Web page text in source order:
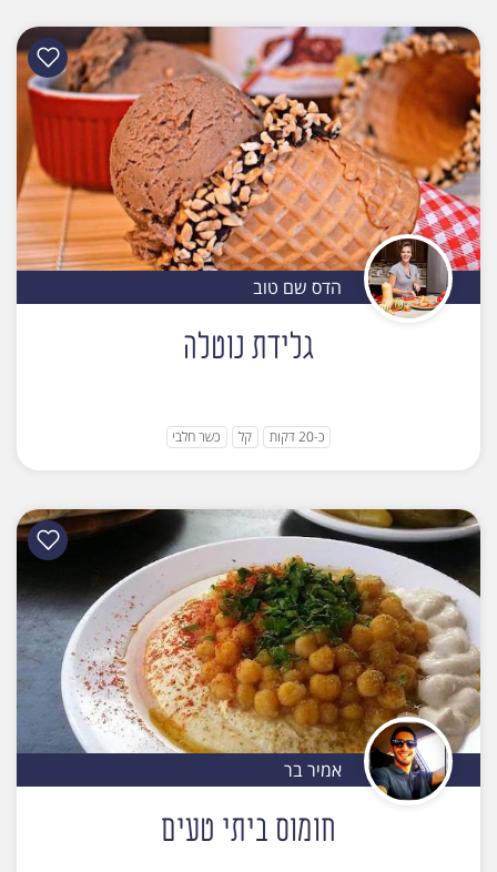
הדס שם טוב
גלידת נוטלה
כ-20 דקות קל כשר חלבי
אמיר בר
חומוס ביתי טעים